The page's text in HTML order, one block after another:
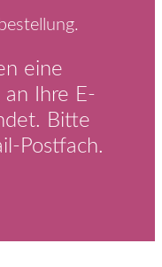
eine
an Ihre E-
Bitte
Postfach.